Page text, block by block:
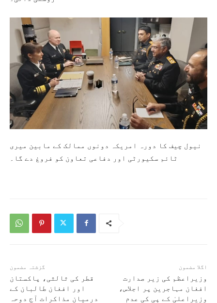
نیول چیف کا دورہ امریکہ دونوں ممالک کے مابین میری
ٹائم سکیورٹی اور دفاعی تعاون کو فروغ دے گا۔
گزشتہ مضمون
قطر کی ثالثی، پاکستان
اور افغان طالبان کے
درمیان مذاکرات آج دوحہ
اگلا مضمون
وزیراعظم کی زیر صدارت
افغان مہاجرین پر اجلاس،
وزیراعلیٰ کے پی کی عدم